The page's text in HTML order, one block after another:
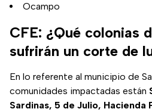
Ocampo
CFE: ¿Qué colonias
sufrirán un corte de
En lo referente al municipio de
comunidades impactadas están
Sardinas, 5 de Julio,